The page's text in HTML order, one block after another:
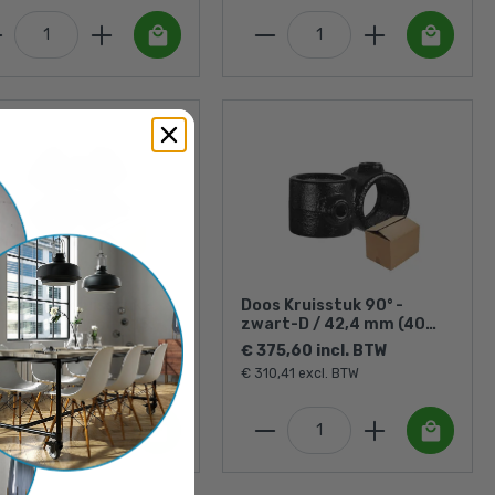
4-weg kruisstuk -
D / 42,4 mm (15
incl. BTW
excl. BTW
Doos Kruisstuk 90° -
zwart-D / 42,4 mm (40
stuks)
€ 375,60 incl. BTW
€ 310,41 excl. BTW